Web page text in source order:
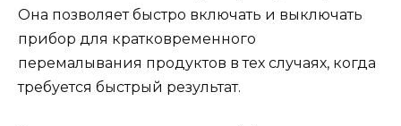
Она позволяет быстро включать и выключать
прибор для кратковременного
перемалывания продуктов в тех случаях, когда
требуется быстрый результат.